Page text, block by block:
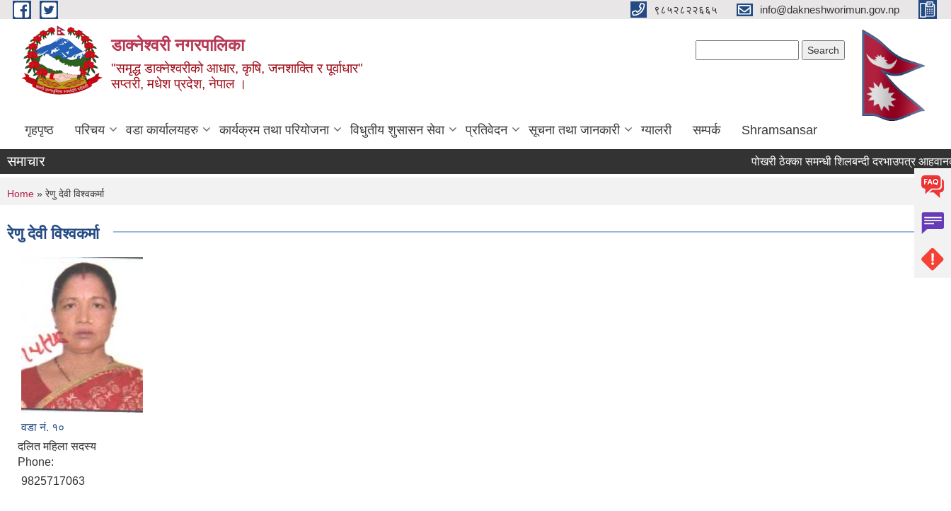
Skip to main content ९८५२८२२६६५ info@dakneshworimun.gov.np
डाक्नेश्वरी नगरपालिका
"समृद्ध डाक्नेश्वरीको आधार, कृषि, जनशाक्ति र पूर्वाधार"
सप्तरी, मधेश प्रदेश, नेपाल ।
गृहपृष्ठ परिचय वडा कार्यालयहरु कार्यक्रम तथा परियोजना विधुतीय शुसासन सेवा प्रतिवेदन सूचना तथा जानकारी ग्यालरी सम्पर्क Shramsansar
समाचार पोखरी ठेक्का समन्धी शिलबन्दी दरभाउपत्र आहवानकाे
You are here
Home » रेणु देवी विश्‍वकर्मा
रेणु देवी विश्‍वकर्मा
वडा नं. १०
दलित महिला सदस्य
Phone:
9825717063